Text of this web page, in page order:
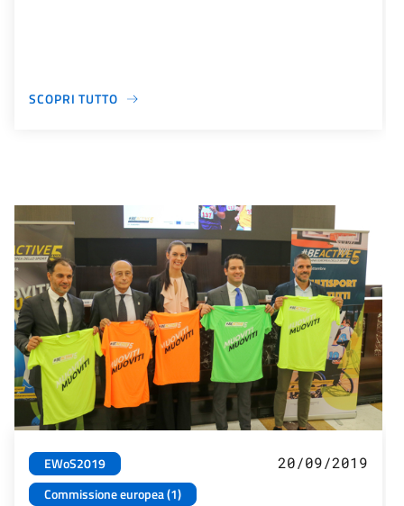
SCOPRI TUTTO
EWoS2019
Commissione europea (1)
20/09/2019